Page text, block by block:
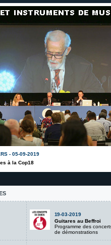
- 05-09-2019
à la Cop18
19-03-2019
Guitares au Beffroi
Programme des
de démonstrations